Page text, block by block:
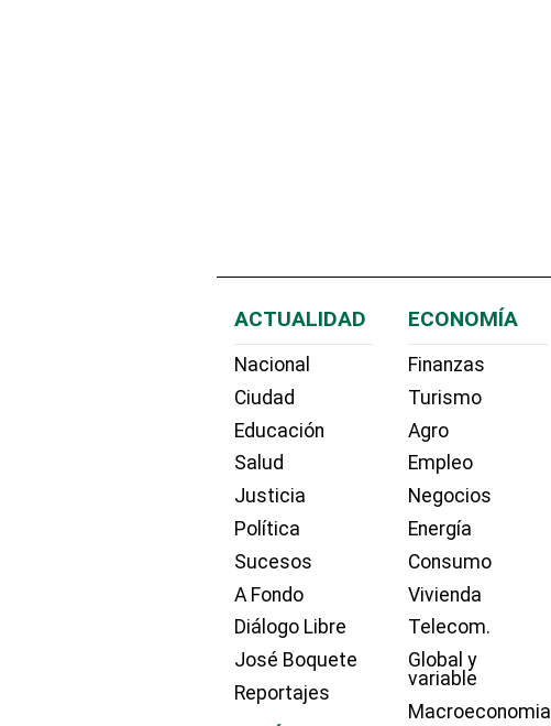
ACTUALIDAD
Nacional
Ciudad
Educación
Salud
Justicia
Política
Sucesos
A Fondo
Diálogo Libre
José Boquete
Reportajes
ECONOMÍA
Finanzas
Turismo
Agro
Empleo
Negocios
Energía
Consumo
Vivienda
Telecom.
Global y
variable
Macroeconomia